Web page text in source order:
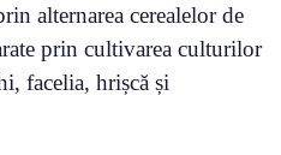
alternarea cerealelor de
prin cultivarea culturilor
facelia, hrișcă și